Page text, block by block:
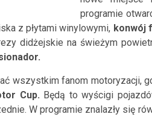
programie
z płytami winylowymi, konwój
didżejskie na świeżym
wszystkim fanom motoryzacji,
Cup. Będą to wyścigi
W programie znalazły się